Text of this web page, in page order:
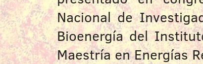
Nacional de
Bioenergía del
Maestría en Energías